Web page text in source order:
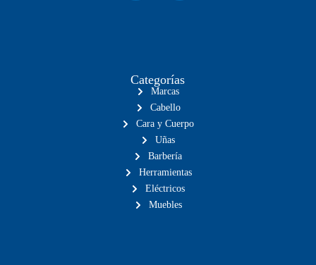
Categorías
Marcas
Cabello
Cara y Cuerpo
Uñas
Barbería
Herramientas
Eléctricos
Muebles